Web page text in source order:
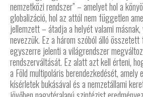
nemzetközi rendszer” – amelyet hol a
globalizáció, hol az attól nem független
jellemzett – átadja a helyét valami
nevezzük. Ez a három szóból álló összetett
egyszerre jelenti a világrendszer
rendszerváltását. Ez alatt azt kell érteni,
a Föld multipoláris berendezkedését,
kísérletek bukásával és a nemzetállami